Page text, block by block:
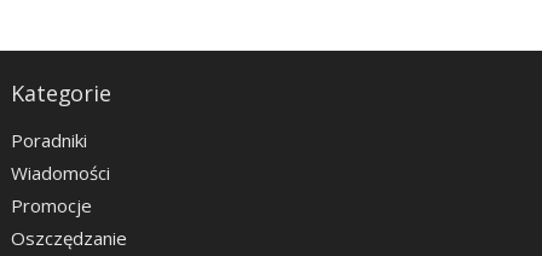
Kategorie
Poradniki
Wiadomości
Promocje
Oszczędzanie